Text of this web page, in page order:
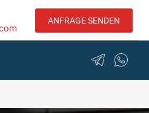
ANFRAGE SENDEN